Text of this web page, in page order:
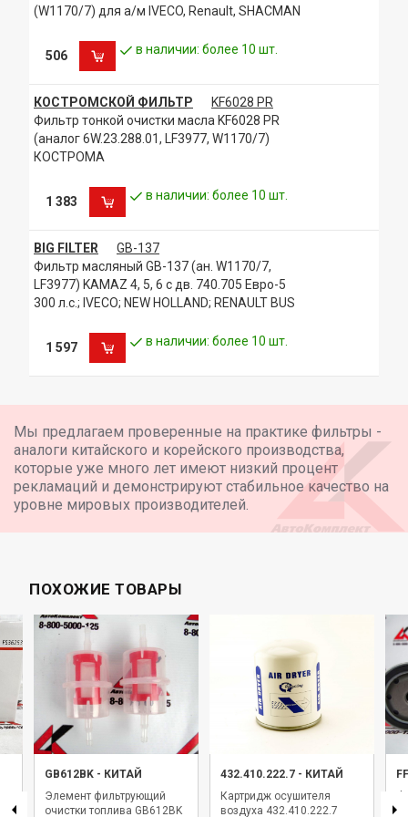
KAMAZ-65201-53
KAMAZ-65222-53
KAMAZ-6580-87(S5)
KAMAZ-65801-68 (T5) с боковой разгрузкой
Самосвал-углевоз KAMAZ-65801-Т5
(W1170/7) для а/м IVECO, Renault, SHACMAN
506 в наличии: более 10 шт.
КОСТРОМСКОЙ ФИЛЬТР
KF6028 PR
Фильтр тонкой очистки масла KF6028 PR
(аналог 6W.23.288.01, LF3977, W1170/7)
КОСТРОМА
1 383 в наличии: более 10 шт.
BIG FILTER
GB-137
Фильтр масляный GB-137 (ан. W1170/7,
LF3977) KAMAZ 4, 5, 6 с дв. 740.705 Евро-5
300 л.с.; IVECO; NEW HOLLAND; RENAULT BUS
1 597 в наличии: более 10 шт.
Мы предлагаем проверенные на практике фильтры -
аналоги китайского и корейского производства,
которые уже много лет имеют низкий процент
рекламаций и демонстрируют стабильное качество на
уровне мировых производителей.
ПОХОЖИЕ ТОВАРЫ
GB612BK - КИТАЙ
Элемент фильтрующий
очистки топлива GB612BK
432.410.222.7 - КИТАЙ
Картридж осушителя
воздуха 432.410.222.7